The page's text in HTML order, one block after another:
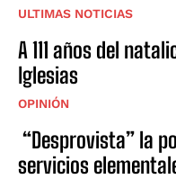
ULTIMAS NOTICIAS
A 111 años del
Iglesias
OPINIÓN
“Desprovista” la
servicios